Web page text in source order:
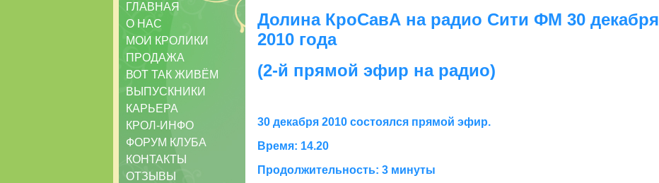
ГЛАВНАЯ
О НАС
МОИ КРОЛИКИ
ПРОДАЖА
ВОТ ТАК ЖИВЁМ
ВЫПУСКНИКИ
КАРЬЕРА
КРОЛ-ИНФО
ФОРУМ КЛУБА
КОНТАКТЫ
ОТЗЫВЫ
Долина КроСавА на радио Сити ФМ 30 декабря
2010 года
(2-й прямой эфир на радио)
30 декабря 2010 состоялся прямой эфир.
Время: 14.20
Продолжительность: 3 минуты